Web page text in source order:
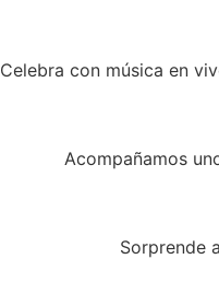
Celebra con música en
Acompañamos
Sorprende